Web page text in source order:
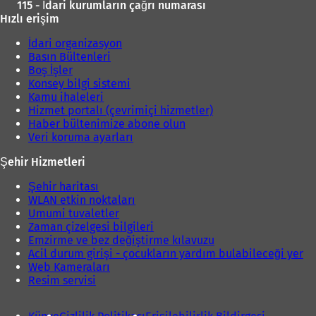
115 - İdari kurumların çağrı numarası
Hızlı erişim
İdari organizasyon
Basın Bültenleri
Boş İşler
Konsey bilgi sistemi
Kamu ihaleleri
Hizmet portalı (çevrimiçi hizmetler)
Haber bültenimize abone olun
Veri koruma ayarları
Şehir Hizmetleri
Şehir haritası
WLAN etkin noktaları
Umumi tuvaletler
Zaman çizelgesi bilgileri
Emzirme ve bez değiştirme kılavuzu
Acil durum girişi - çocukların yardım bulabileceği yer
Web Kameraları
Resim servisi